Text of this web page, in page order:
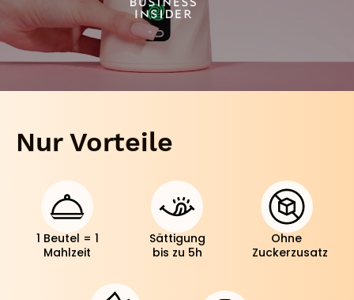
Nur Vorteile
1 Beutel = 1
Mahlzeit
Sättigung
bis zu 5h
Ohne
Zuckerzusatz